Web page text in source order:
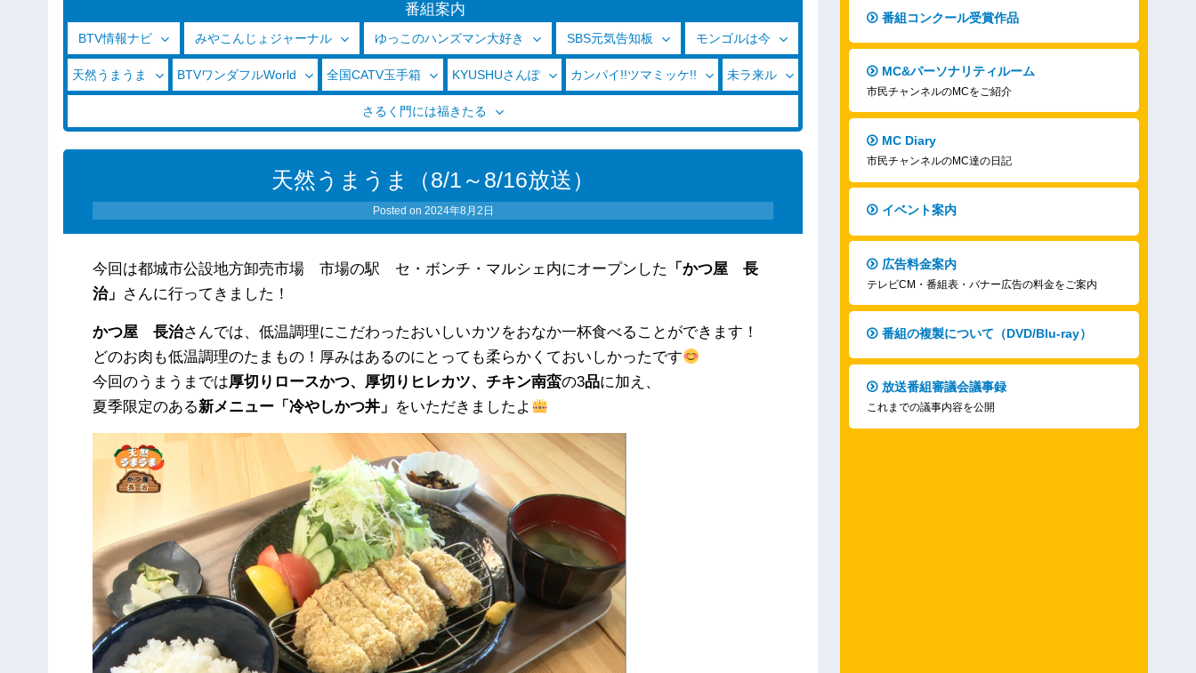
番組案内
BTV情報ナビ みやこんじょジャーナル ゆっこのハンズマン大好き SBS元気告知板 モンゴルは今
天然うまうま BTVワンダフルWorld 全国CATV玉手箱 KYUSHUさんぽ カンパイ!!ツマミッケ!! 未ラ来ル
さるく門には福きたる
天然うまうま（8/1～8/16放送）
Posted on 2024年8月2日
今回は都城市公設地方卸売市場 市場の駅 セ・ボンチ・マルシェ内にオープンした
「かつ屋 長
治」 さんに行ってきました！
かつ屋 長治さんでは、低温調理にこだわったおいしいカツをおなか一杯食べることができます！
どのお肉も低温調理のたまもの！厚みはあるのにとっても柔らかくておいしかったです
今回のうまうまでは厚切りロースかつ、厚切りヒレカツ、チキン南蛮の3品に加え、
夏季限定のある新メニュー「冷やしかつ丼」 をいただきましたよ
番組コンクール受賞作品
MC&パーソナリティルーム
市民チャンネルのMCをご紹介
MC Diary
市民チャンネルのMC達の日記
イベント案内
広告料金案内
テレビCM・番組表・バナー広告の料金をご案内
番組の複製について（DVD/Blu-ray）
放送番組審議会議事録
これまでの議事内容を公開